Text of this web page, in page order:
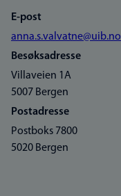
E-post
anna.s.valvatne@uib.no
Besøksadresse
Villaveien 1A
5007 Bergen
Postadresse
Postboks 7800
5020 Bergen